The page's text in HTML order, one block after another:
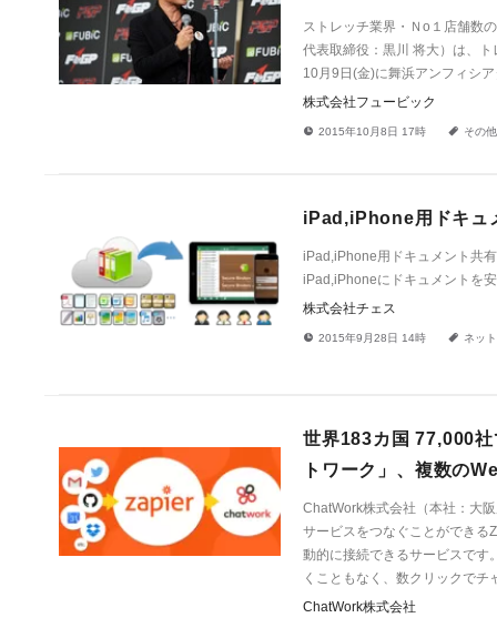
ストレッチ業界・Ｎo１店舗数
代表取締役：黒川 将大）は、
10月9日(金)に舞浜アンフィシ
株式会社フュービック
! 2015年10月8日 17時 a その
iPad,iPhone用ドキュ
iPad,iPhone用ドキュメント共
iPad,iPhoneにドキュメントを
株式会社チェス
! 2015年9月28日 14時 a ネッ
世界183カ国 77,000
トワーク」、複数の
ChatWork株式会社（本社：大
サービスをつなぐことができる
動的に接続できるサービスです
くこともなく、数クリックで
ChatWork株式会社